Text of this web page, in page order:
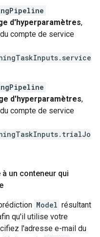
d'hyperparamètres,
compte de service
d'hyperparamètres,
compte de service
un conteneur qui
Model résultant
qu'il utilise votre
l'adresse e-mail du